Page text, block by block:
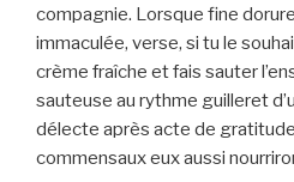
compagnie. Lorsque fine
immaculée, verse, si tu le
crème fraîche et fais sauter
sauteuse au rythme guilleret
délecte après acte de
commensaux eux aussi